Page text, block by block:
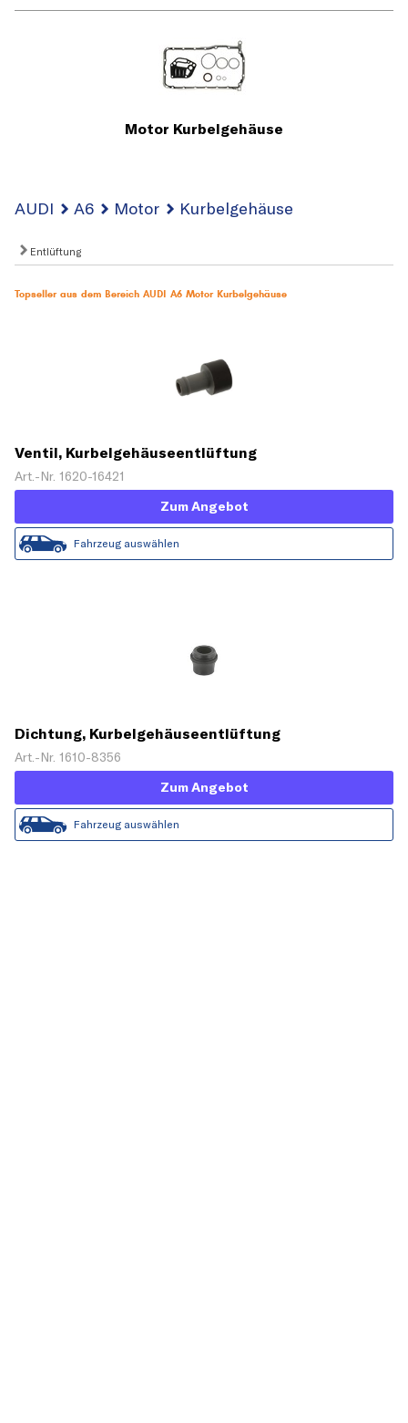
Motor Kurbelgehäuse
AUDI A6 Motor Kurbelgehäuse
Entlüftung
Topseller aus dem Bereich AUDI A6 Motor Kurbelgehäuse
Ventil, Kurbelgehäuseentlüftung
Art.-Nr. 1620-16421
Zum Angebot
Fahrzeug auswählen
Dichtung, Kurbelgehäuseentlüftung
Art.-Nr. 1610-8356
Zum Angebot
Fahrzeug auswählen